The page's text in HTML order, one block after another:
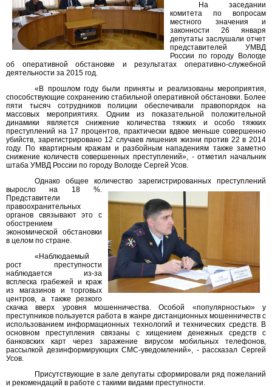
На заседании
комитета по вопросам
местного значения и
законности 26 января
депутаты заслушали отчет
представителей УМВД
России по городу Вологде
об оперативной обстановке и результатах оперативно-служебной
деятельности за 2015 год.
«В прошлом году были приняты и реализованы мероприятия,
способствующие сохранению стабильной оперативной обстановки. Более
пяти тысяч сотрудников полиции обеспечивали правопорядок на
массовых мероприятиях. Одним из показательной положительной
динамики является снижение количества тяжких и особо тяжких
преступлений на 17 процентов, практически вдвое меньше совершенно
убийств, зарегистрировано 12 случаев лишения жизни против 22 в 2014
году. По квартирным кражам и разбойным нападениям также заметно
снижение количеств совершенных преступлений», - отметил начальник
штаба УМВД России по городу Вологде Сергей Усов.
Однако общее количество зарегистрированных преступлений
выросло на 18 %.
Представители
правоохранительных
органов связывают это с
обострением
экономической обстановки
в целом по стране.
«Наблюдаемый
рост преступности
наблюдается из-за
всплеска грабежей и краж
из магазинов и торговых
центров, а также резкого
скачка вверх уровня мошенничества. Особой «популярностью» у
преступников пользуется работа в жанре дистанционных мошенничеств с
использованием информационных технологий и технических средств. В
основном преступления связаны с хищением денежных средств с
банковских карт через заражение вирусом мобильных телефонов,
рассылкой дезинформирующих СМС-уведомлений», - рассказал Сергей
Усов.
Присутствующие в зале депутаты сформировали ряд пожеланий
и рекомендаций в работе с такими видами преступности.